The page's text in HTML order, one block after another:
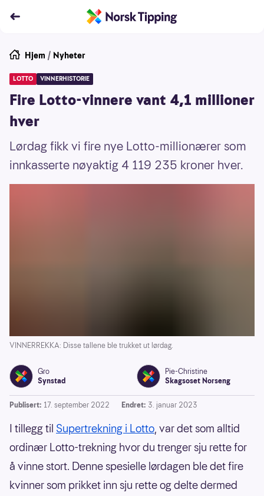
Hjem / Nyheter
LOTTO VINNERHISTORIE
Fire Lotto-vinnere vant 4,1 millioner
hver
Lørdag fikk vi fire nye Lotto-millionærer som
innkasserte nøyaktig 4 119 235 kroner hver.
VINNERREKKA: Disse tallene ble trukket ut lørdag.
Gro
Synstad
Pie-Christine
Skagsoset Norseng
Publisert: 17. september 2022 Endret: 3. januar 2023
I tillegg til Supertrekning i Lotto, var det som alltid
ordinær Lotto-trekning hvor du trenger sju rette for
å vinne stort. Denne spesielle lørdagen ble det fire
kvinner som prikket inn sju rette og delte dermed